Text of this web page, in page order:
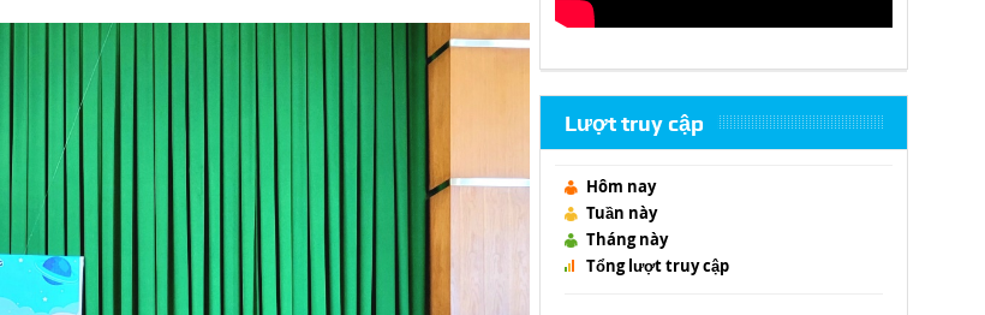
Lượt truy cập
Hôm nay
Tuần này
Tháng này
Tổng lượt truy cập